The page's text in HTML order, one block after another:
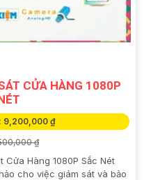
CỬA HÀNG 1080P
9,200,000 ₫
₫
Cửa Hàng 1080P Sắc Nét
cho việc giám sát và bảo